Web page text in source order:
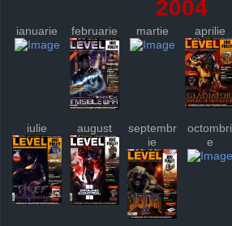
2004
ianuarie februarie martie aprilie
iulie august
septembr
ie
octombri
e